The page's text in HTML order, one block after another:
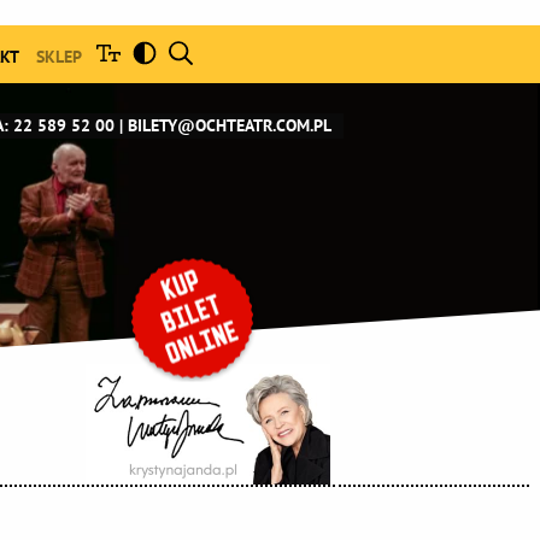
SKLEP
22 589 52 00 BILETY@OCHTEATR.COM.PL